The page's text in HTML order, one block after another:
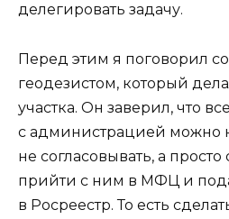
делегировать задачу.
Перед этим я поговорил
геодезистом, который
участка. Он заверил, что
с администрацией можно
не согласовывать, а просто
прийти с ним в МФЦ и
в Росреестр. То есть